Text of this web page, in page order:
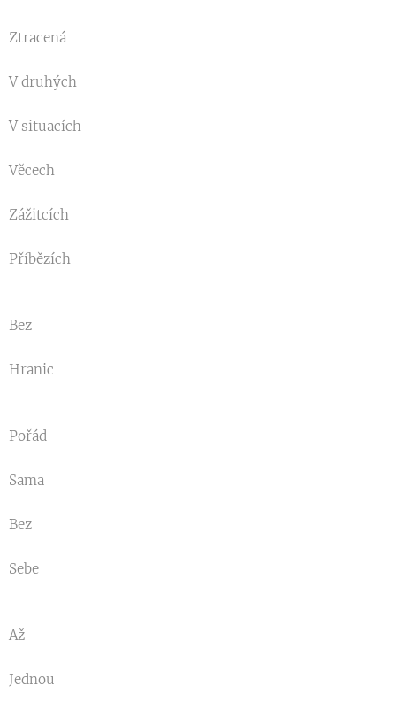
Ztracená
V druhých
V situacích
Věcech
Zážitcích
Příbězích
Bez
Hranic
Pořád
Sama
Bez
Sebe
Až
Jednou